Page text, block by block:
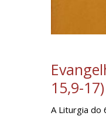
15,9-17)
A Liturgia do